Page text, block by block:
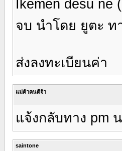
Ikemen desu ne
จบ นำโดย ยูตะ ท
ส่งลงทะเบียนค่า
แม่ค้าคนดีจ้า
แจ้งกลับทาง pm
saintone